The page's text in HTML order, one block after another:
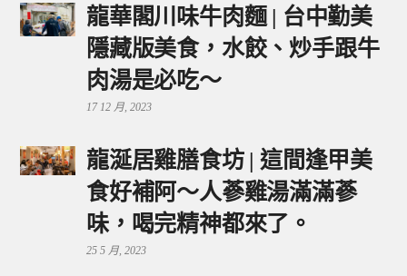
龍華閣川味牛肉麵 | 台中勤美
隱藏版美食，水餃、炒手跟牛
肉湯是必吃～
17 12 月, 2023
龍涎居雞膳食坊 | 這間逢甲美
食好補阿～人蔘雞湯滿滿蔘
味，喝完精神都來了。
25 5 月, 2023